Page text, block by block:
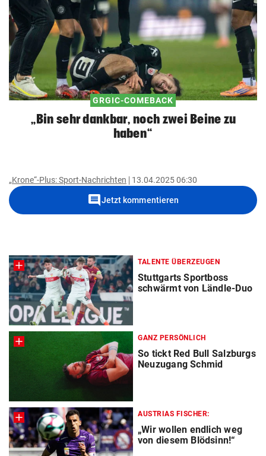
GRGIC-COMEBACK
„Bin sehr dankbar, noch zwei Beine zu
haben“
„Krone“-Plus: Sport-Nachrichten 13.04.2025 06:30
commentJetzt kommentieren
TALENTE ÜBERZEUGEN
Stuttgarts Sportboss
schwärmt von Ländle-Duo
GANZ PERSÖNLICH
So tickt Red Bull Salzburgs
Neuzugang Schmid
AUSTRIAS FISCHER:
„Wir wollen endlich weg
von diesem Blödsinn!“